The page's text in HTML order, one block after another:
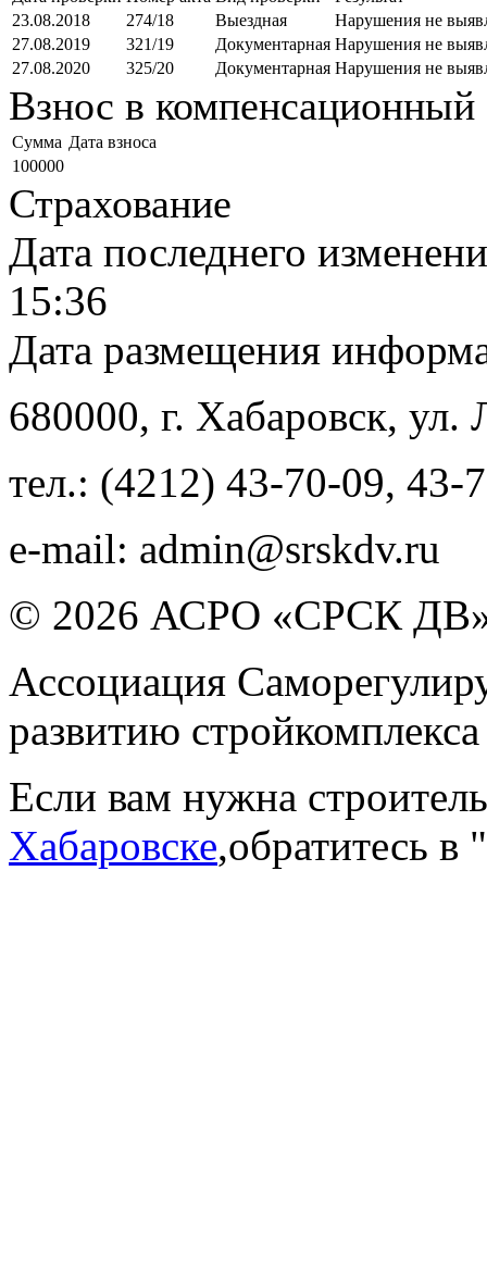
23.08.2018
274/18 Выездная
Нарушения не
27.08.2019
321/19 Документарная Нарушения не
27.08.2020
325/20 Документарная Нарушения не
Взнос в
Cумма Дата взноса
100000
Страхование
Дата последнего
15:36
Дата размещения
680000, г. Хабаровск, ул.
тел.: (4212) 43-70-09, 43-
e-mail: admin@srskdv.ru
© 2026 АСРО «СРСК
Ассоциация
развитию
Если вам нужна
Хабаровске,обратитесь